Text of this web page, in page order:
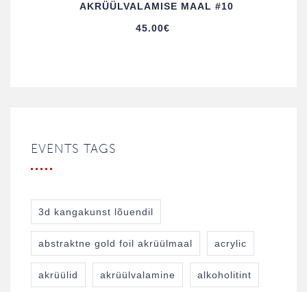
AKRÜÜL­VALAMISE MAAL #10
45.00€
EVENTS TAGS
3d kangakunst lõuendil
abstraktne gold foil akrüülmaal acrylic
akrüülid akrüülvalamine alkoholitint